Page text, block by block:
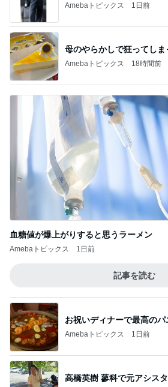
Amebaトピックス 1日前
母のやらかしで狂ってしま
Amebaトピックス 18時間前
血糖値が爆上がりすると思うラーメン
Amebaトピックス 1日前
記事を読む
お祝いディナーで最高のパ
Amebaトピックス 1日前
高橋英樹 蓼科で元アシス